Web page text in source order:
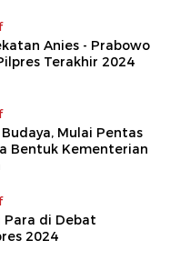
Anies - Prabowo
Terakhir 2024
Mulai Pentas
Bentuk Kementerian
Para di Debat
2024